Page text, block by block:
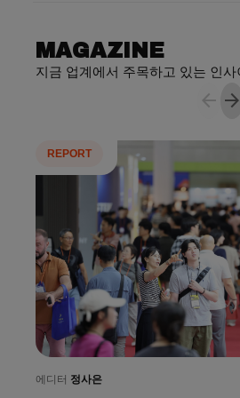
MAGAZINE
지금 업계에서 주목하고 있는 인
arrow_back arrow_forward
REPORT
에디터 정사은